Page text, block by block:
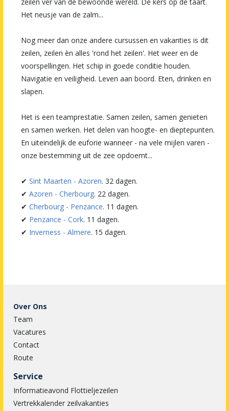
Het neusje van de zalm...
Nog meer dan onze andere cursussen en vakanties is dit
zeilen, zeilen èn alles 'rond het zeilen'. Het weer en de
voorspellingen. Het schip in goede conditie houden.
Navigatie en veiligheid. Leven aan boord. Eten, drinken en
slapen.
Het is een teamprestatie. Samen zeilen, samen genieten
en samen werken. Het delen van hoogte- en dieptepunten.
En uiteindelijk de euforie wanneer - na vele mijlen varen -
onze bestemming uit de zee opdoemt...
✔ Sint Maarten - Azoren. 32 dagen.
✔ Azoren - Cherbourg. 22 dagen.
✔ Cherbourg - Penzance. 11 dagen.
✔ Penzance - Cork. 11 dagen.
✔ Inverness - Almere. 15 dagen.
Over Ons
Team
Vacatures
Contact
Route
Service
Informatieavond Flottieljezeilen
Vertrekkalender zeilvakanties